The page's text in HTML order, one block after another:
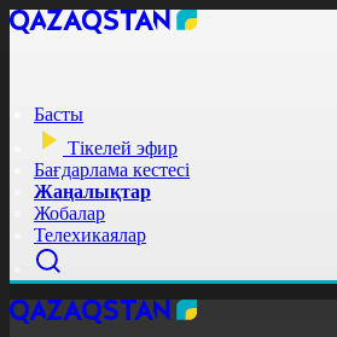
Басты
Тікелей эфир
Бағдарлама кестесі
Жаңалықтар
Жобалар
Телехикаялар